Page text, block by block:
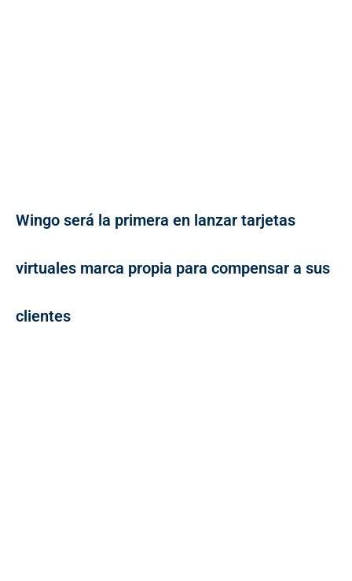
Wingo será la primera en lanzar tarjetas
virtuales marca propia para compensar a sus
clientes